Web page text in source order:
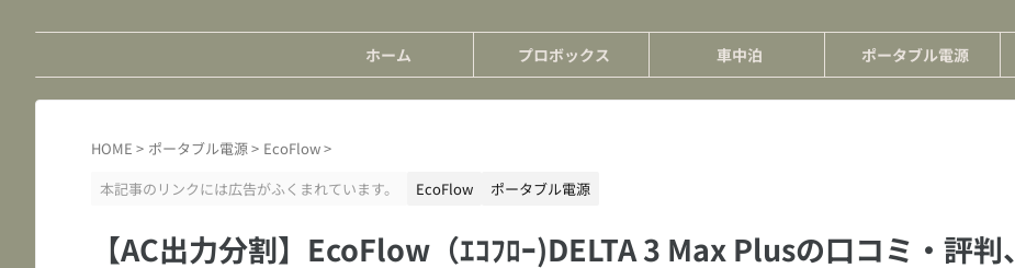
ホーム プロボックス 車中泊 ポータブル電源
HOME > ポータブル電源> EcoFlow>
本記事のリンクには広告がふくまれています。
EcoFlow ポータブル電源
【AC出力分割】EcoFlow（ｴｺﾌﾛｰ)DELTA 3 Max Plusの口コミ・評判、